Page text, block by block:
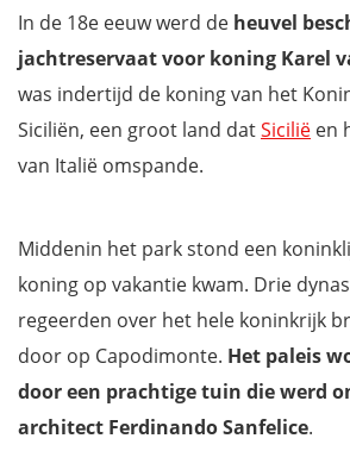
Extra tip: Koop de ArteCard Napels
Wil jij ook niets missen tijdens je bezoek
In de 18e eeuw werd de heuvel
jachtreservaat voor koning Karel
was indertijd de koning van het
Siciliën, een groot land datSicilië en
van Italië omspande.
Middenin het park stond een
koning op vakantie kwam. Drie
regeerden over het hele koninkrijk
door op Capodimonte. Het paleis
door een prachtige tuin die werd
architect Ferdinando Sanfelice.